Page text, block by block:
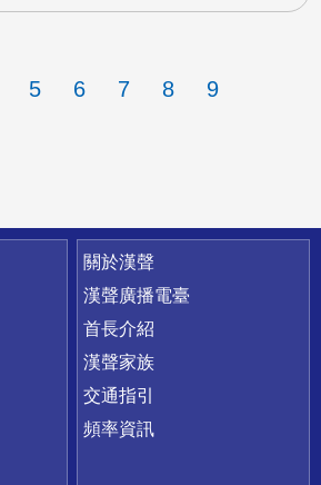
5 6 7 8 9
關於漢聲
漢聲廣播電臺
首長介紹
漢聲家族
交通指引
頻率資訊